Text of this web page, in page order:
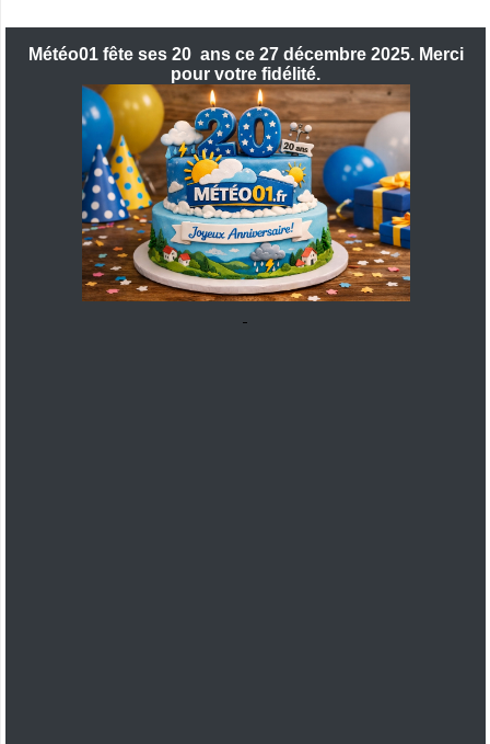
Météo01 fête ses 20 ans ce 27 décembre 2025. Merci
pour votre fidélité.